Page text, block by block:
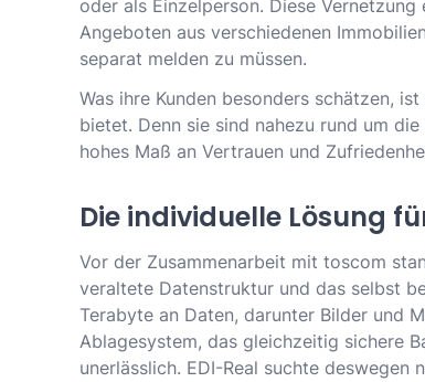
oder als Einzelperson. Diese
Angeboten aus verschiedenen
separat melden zu müssen.
Was ihre Kunden besonders schätzen,
bietet. Denn sie sind nahezu rund um
hohes Maß an Vertrauen und
Die individuelle Lösung
Vor der Zusammenarbeit mit toscom
veraltete Datenstruktur und das selbst
Terabyte an Daten, darunter Bilder und
Ablagesystem, das gleichzeitig sichere
unerlässlich. EDI-Real suchte